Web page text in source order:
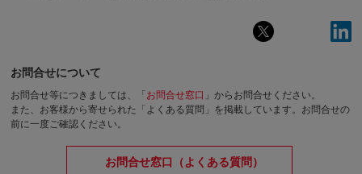
お問合せについて
お問合せ等につきましては、「お問合せ窓口 」からお問合せください。
また、お客様から寄せられた「よくある質問」を掲載しています。お問合せの
前に一度ご確認ください。
お問合せ窓口（よくある質問）